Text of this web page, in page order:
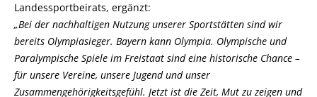
Landessportbeirats, ergänzt:
Bei der nachhaltigen Nutzung unserer Sportstätten sind wir
bereits Olympiasieger. Bayern kann Olympia. Olympische und
Paralympische Spiele im Freistaat sind eine historische Chance –
für unsere Vereine, unsere Jugend und unser
Zusammengehörigkeitsgefühl. Jetzt ist die Zeit, Mut zu zeigen und